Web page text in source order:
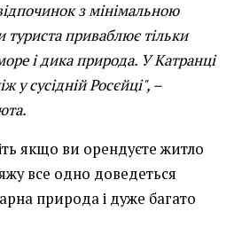
з мінімальною
туриста приваблює тільки
і дика природа. У Катранці
у сусідній Росєйці", –
якщо ви орендуєте житло
все одно доведеться
природа і дуже багато